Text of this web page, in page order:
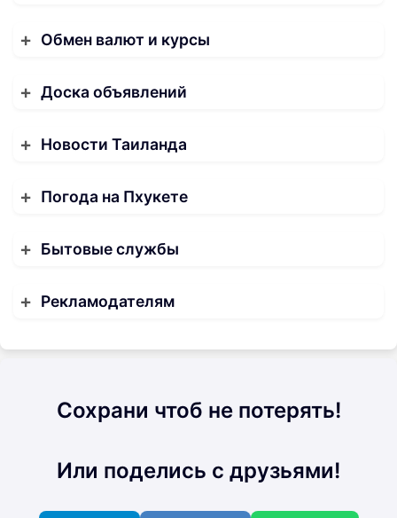
Обмен валют и курсы
Доска объявлений
Новости Таиланда
Погода на Пхукете
Бытовые службы
Рекламодателям
Сохрани чтоб не потерять!
Или поделись с друзьями!